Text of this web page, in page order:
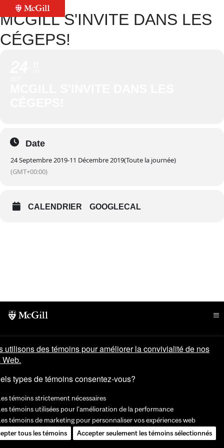
MCGILL S'INVITE DANS LES
CÉGEPS!
Date
24 Septembre 2019-11 Décembre 2019(Toute la journée)
(GMT+00:00)
CALENDRIER GOOGLECAL
utilisons des témoins pour améliorer la convivialité de nos
types de témoins consentez-vous?
témoins strictement nécessaires
témoins utilisées pour l'amélioration de la performance
témoins de marketing pour personnaliser vos expériences web
tous les témoins
Accepter seulement les témoins sélectionnés